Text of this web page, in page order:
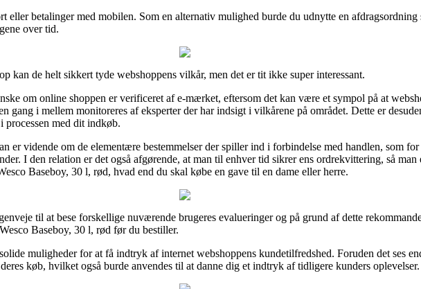
eller betalinger med mobilen. Som en alternativ mulighed burde du udnytte en afdragsordning
over tid.
kan de helt sikkert tyde webshoppens vilkår, men det er tit ikke super interessant.
om online shoppen er verificeret af e-mærket, eftersom det kan være et sympol på at
gang i mellem monitoreres af eksperter der har indsigt i vilkårene på området. Dette er
processen med dit indkøb.
er vidende om de elementære bestemmelser der spiller ind i forbindelse med handlen, som
I den relation er det også afgørende, at man til enhver tid sikrer ens ordrekvittering, så
Baseboy, 30 l, rød, hvad end du skal købe en gave til en dame eller herre.
til at bese forskellige nuværende brugeres evalueringer og på grund af dette
Baseboy, 30 l, rød før du bestiller.
muligheder for at få indtryk af internet webshoppens kundetilfredshed. Foruden det ses
køb, hvilket også burde anvendes til at danne dig et indtryk af tidligere kunders oplevelser.